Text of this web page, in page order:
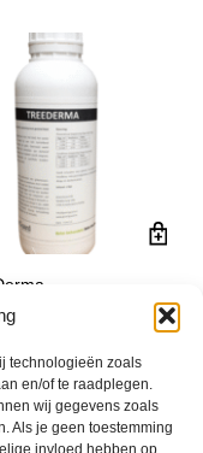
technologieën zoals
en/of te raadplegen.
wij gegevens zoals
Als je geen toestemming
invloed hebben op